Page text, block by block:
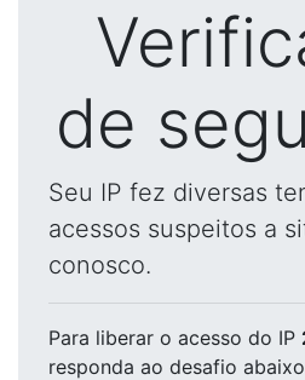
de
Seu IP fez diversas
acessos suspeitos a
conosco.
Para liberar o acesso do IP
responda ao desafio